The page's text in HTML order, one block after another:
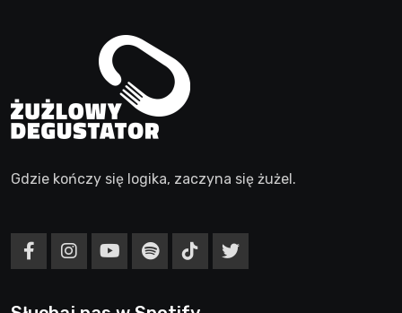
Gdzie kończy się logika, zaczyna się żużel.